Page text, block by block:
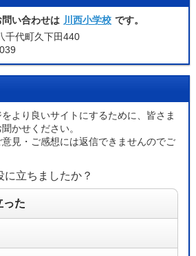
い合わせは 川西小学校 です。
代町久下田440
より良いサイトにするために、皆さま
かせください。
見・ご感想には返信できませんのでご
立ちましたか？
った